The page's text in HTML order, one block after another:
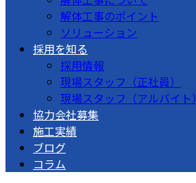
解体工事のポイント
ソリューション
採用を知る
採用情報
現場スタッフ（正社員）
現場スタッフ（アルバイト）
協力会社募集
施工実績
ブログ
コラム